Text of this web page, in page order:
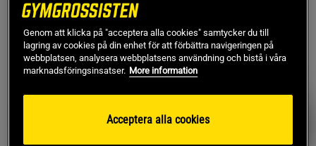
TOPPSÄLJARE
PRISVÄRD
Genom att klicka på "acceptera alla cookies" samtycker du till
lagring av cookies på din enhet för att förbättra navigeringen på
webbplatsen, analysera webbplatsens användning och bistå i våra
marknadsföringsinsatser. More information
Acceptera alla cookies